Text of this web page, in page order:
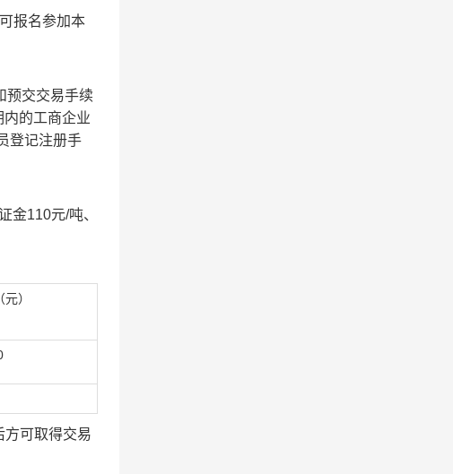
报名参加本
预交交易手续
的工商企业
登记注册手
金110元/吨、
）
方可取得交易